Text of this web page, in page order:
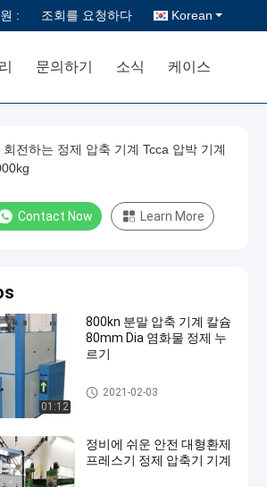
: 조회를 요청하다 Korean
문의하기 소식 케이스
회전하는 정제 압축 기계 Tcca 압박 기계
Contact Now Learn More
01:12
800kn 분말 압축 기계 칼슘
80mm Dia 염화물 정제 누
르기
정제 압축 기계
2021-02-03
정비에 쉬운 안전 대형환제
프레스기 정제 압축기 기계